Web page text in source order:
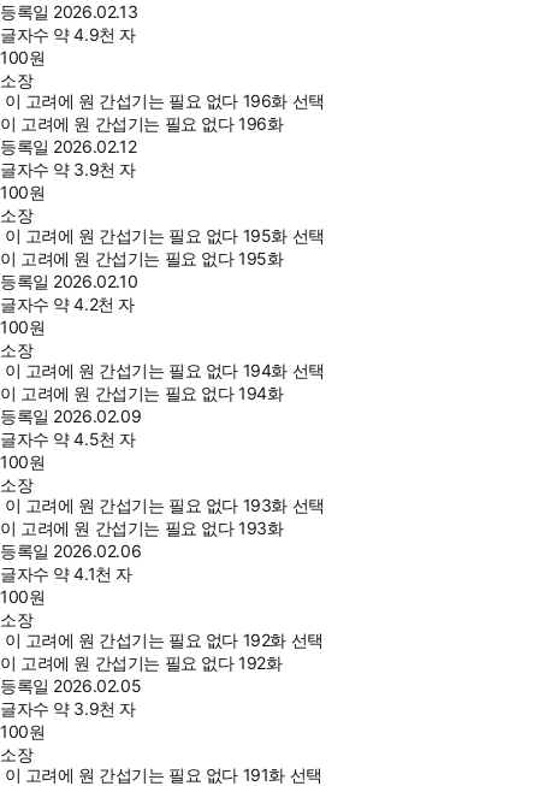
등록일 2026.02.13
글자수 약 4.9천 자
100원
소장
이 고려에 원 간섭기는 필요 없다 196화 선택
이 고려에 원 간섭기는 필요 없다 196화
등록일 2026.02.12
글자수 약 3.9천 자
100원
소장
이 고려에 원 간섭기는 필요 없다 195화 선택
이 고려에 원 간섭기는 필요 없다 195화
등록일 2026.02.10
글자수 약 4.2천 자
100원
소장
이 고려에 원 간섭기는 필요 없다 194화 선택
이 고려에 원 간섭기는 필요 없다 194화
등록일 2026.02.09
글자수 약 4.5천 자
100원
소장
이 고려에 원 간섭기는 필요 없다 193화 선택
이 고려에 원 간섭기는 필요 없다 193화
등록일 2026.02.06
글자수 약 4.1천 자
100원
소장
이 고려에 원 간섭기는 필요 없다 192화 선택
이 고려에 원 간섭기는 필요 없다 192화
등록일 2026.02.05
글자수 약 3.9천 자
100원
소장
이 고려에 원 간섭기는 필요 없다 191화 선택